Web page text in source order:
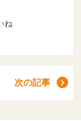
ね
次の記事